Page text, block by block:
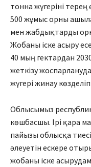
тонна жүгеріні
500 жұмыс орны
мен жабдықтарды
Жобаны іске асыру
40 мың гектардан
жеткізу
жүгері жинау
Облысымыз
көшбасшы. Ірі қара
пайызы облысқа
әлеуетін ескере
жобаны іске